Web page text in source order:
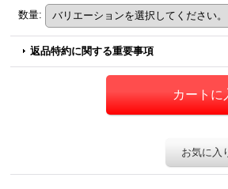
数量:
返品特約に関する重要事項
お気に入